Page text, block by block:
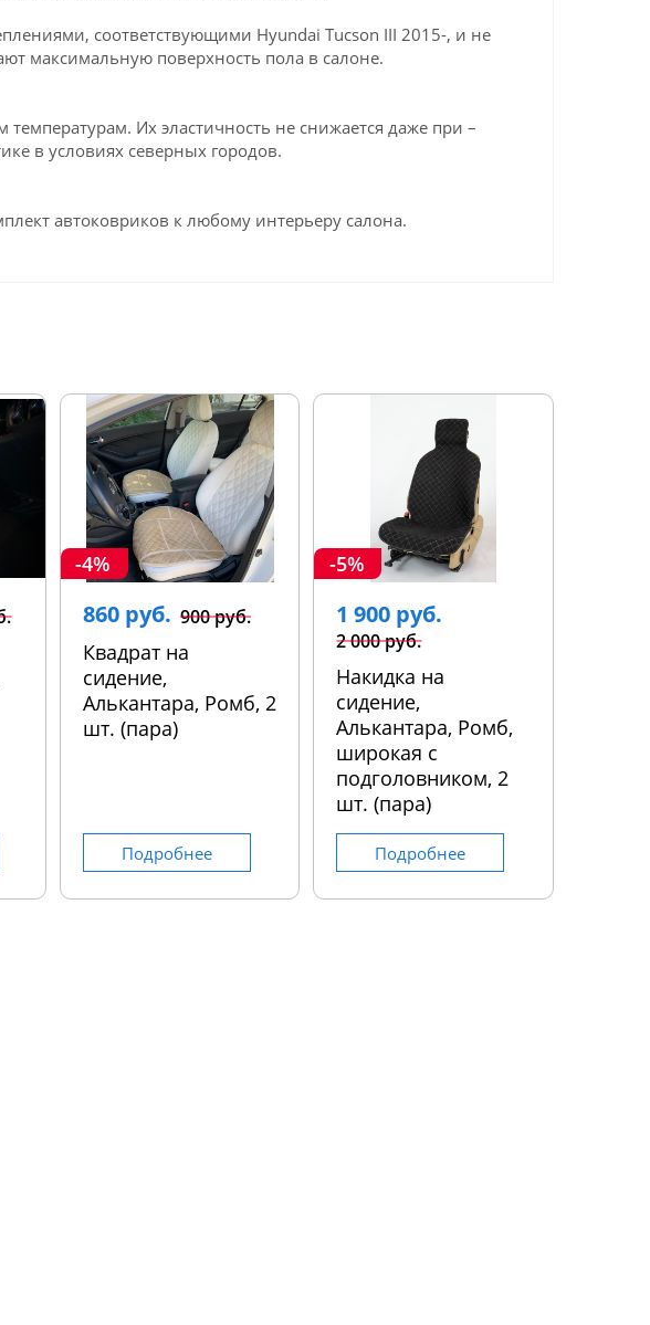
соответствующими Hyundai Tucson III 2015-, и не
максимальную поверхность пола в салоне.
Их эластичность не снижается даже при –
в условиях северных городов.
автоковриков к любому интерьеру салона.
-4%
860 руб. 900 руб.
Квадрат на
сидение,
Алькантара, Ромб, 2
шт. (пара)
Подробнее
-5%
1 900 руб.
2 000 руб.
Накидка на
сидение,
Алькантара, Ромб,
широкая с
подголовником, 2
шт. (пара)
Подробнее